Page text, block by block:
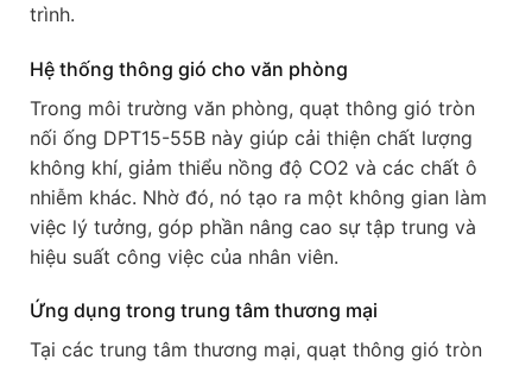
trình.
Hệ thống thông gió cho văn phòng
Trong môi trường văn phòng, quạt thông gió tròn
nối ống DPT15-55B này giúp cải thiện chất lượng
không khí, giảm thiểu nồng độ CO2 và các chất ô
nhiễm khác. Nhờ đó, nó tạo ra một không gian làm
việc lý tưởng, góp phần nâng cao sự tập trung và
hiệu suất công việc của nhân viên.
Ứng dụng trong trung tâm thương mại
Tại các trung tâm thương mại, quạt thông gió tròn